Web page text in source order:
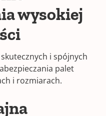
wysokiej
i spójnych
palet
i rozmiarach.